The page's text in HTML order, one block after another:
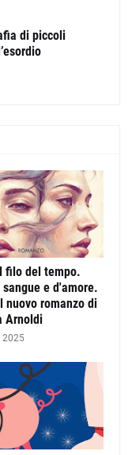
di piccoli
filo del tempo.
e d'amore.
nuovo romanzo di
Arnoldi
2025